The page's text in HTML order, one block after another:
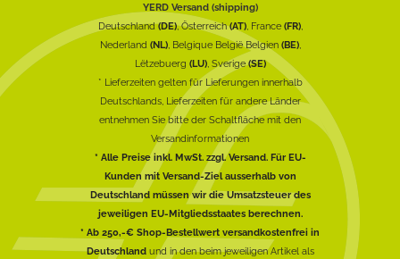
YERD Versand (shipping)
Deutschland(DE), Österreich(AT), France (FR),
Nederland (NL), Belgique België Belgien (BE),
Lëtzebuerg (LU), Sverige(SE)
* Lieferzeiten gelten für Lieferungen innerhalb
Deutschlands, Lieferzeiten für andere Länder
entnehmen Sie bitte der Schaltfläche mit den
Versandinformationen
* Alle Preise inkl. MwSt. zzgl. Versand. Für EU-
Kunden mit Versand-Ziel ausserhalb von
Deutschland müssen wir die Umsatzsteuer des
jeweiligen EU-Mitgliedsstaates berechnen.
* Ab 250,-€ Shop-Bestellwert versandkostenfrei in
Deutschlandund in den beim jeweiligen Artikel als